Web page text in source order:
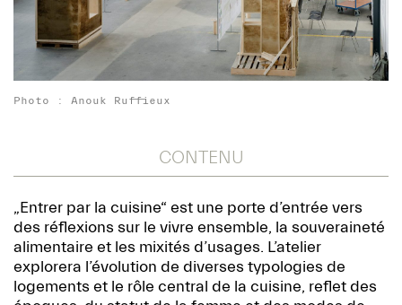
Photo : Anouk Ruffieux
CONTENU
„Entrer par la cuisine“ est une porte d’entrée vers
des réflexions sur le vivre ensemble, la souveraineté
alimentaire et les mixités d’usages. L’atelier
explorera l’évolution de diverses typologies de
logements et le rôle central de la cuisine, reflet des